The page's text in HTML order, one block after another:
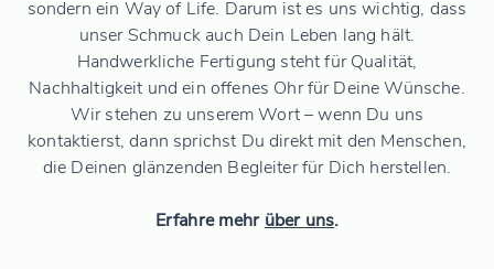
sondern ein Way of Life. Darum ist es uns wichtig, dass
unser Schmuck auch Dein Leben lang hält.
Handwerkliche Fertigung steht für Qualität,
Nachhaltigkeit und ein offenes Ohr für Deine Wünsche.
Wir stehen zu unserem Wort – wenn Du uns
kontaktierst, dann sprichst Du direkt mit den Menschen,
die Deinen glänzenden Begleiter für Dich herstellen.
Erfahre mehr über uns.